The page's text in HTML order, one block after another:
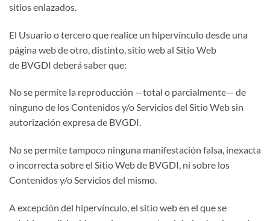
sitios enlazados.
El Usuario o tercero que realice un hipervínculo desde una
página web de otro, distinto, sitio web al Sitio Web
de BVGDI deberá saber que:
No se permite la reproducción —total o parcialmente— de
ninguno de los Contenidos y/o Servicios del Sitio Web sin
autorización expresa de BVGDI.
No se permite tampoco ninguna manifestación falsa, inexacta
o incorrecta sobre el Sitio Web de BVGDI, ni sobre los
Contenidos y/o Servicios del mismo.
A excepción del hipervínculo, el sitio web en el que se